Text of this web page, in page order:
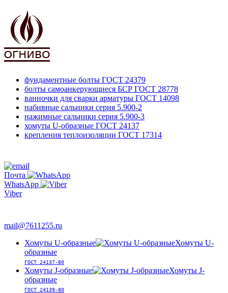
фундаментные болты ГОСТ 24379
болты самоанкерующиеся БСР ГОСТ 28778
ванночки для сварки арматуры ГОСТ 14098
набивные сальники серия 5.900-2
нажимные сальники серия 5.900-3
хомуты U-образные ГОСТ 24137
крепления теплоизоляции ГОСТ 17314
Почта
WhatsApp
Viber
mail@7611255.ru
Хомуты U-образные
Хомуты U-
образные
ГОСТ 24137-80
Хомуты J-образные
Хомуты J-
образные
ГОСТ 24139-80